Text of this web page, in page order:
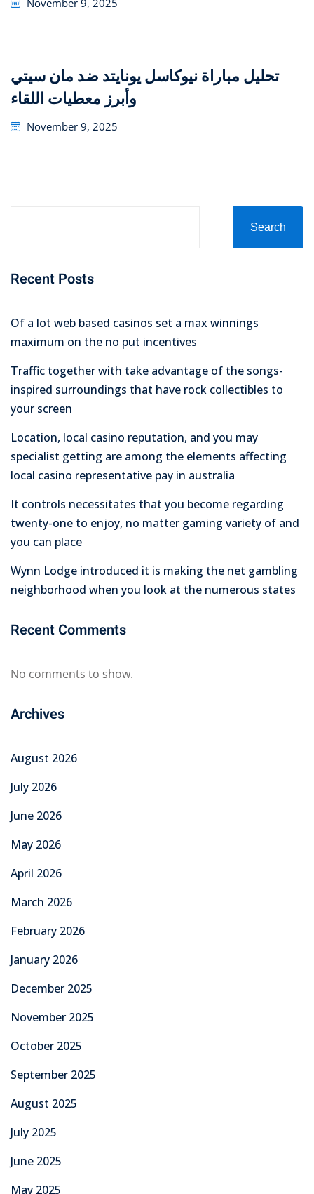
تحليل مباراة نيوكاسل يونايتد ضد مان سيتي
وأبرز معطيات اللقاء
Posted
November 9, 2025
Search
Recent Posts
Of a lot web based casinos set a max winnings
maximum on the no put incentives
Traffic together with take advantage of the songs-
inspired surroundings that have rock collectibles to
your screen
Location, local casino reputation, and you may
specialist getting are among the elements affecting
local casino representative pay in australia
It controls necessitates that you become regarding
twenty-one to enjoy, no matter gaming variety of and
you can place
Wynn Lodge introduced it is making the net gambling
neighborhood when you look at the numerous states
Recent Comments
No comments to show.
Archives
August 2026
July 2026
June 2026
May 2026
April 2026
March 2026
February 2026
January 2026
December 2025
November 2025
October 2025
September 2025
August 2025
July 2025
June 2025
May 2025